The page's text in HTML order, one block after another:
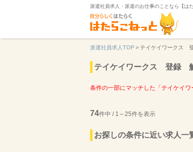
派遣社員求人・派遣のお仕事のことなら【は
派遣社員求人TOP > テイケイワークス
テイケイワークス 登録
条件の一部にマッチした「テイケイ
74件中 / 1～25件を表示
お探しの条件に近い求人一